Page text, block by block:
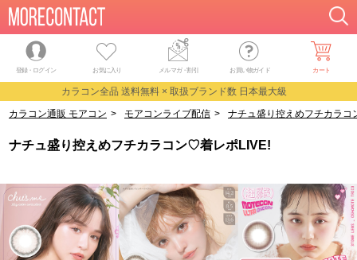
登録・ログイン お気に入り メルマガ・割引 お買い物ガイド カート
カラコン全品 送料無料 × 取扱ブランド数 日本最大級
カラコン通販 モアコン > モアコンライブ配信 > ナチュ盛り控えめフチカラ
ナチュ盛り控えめフチカラコン♡着レポLIVE!